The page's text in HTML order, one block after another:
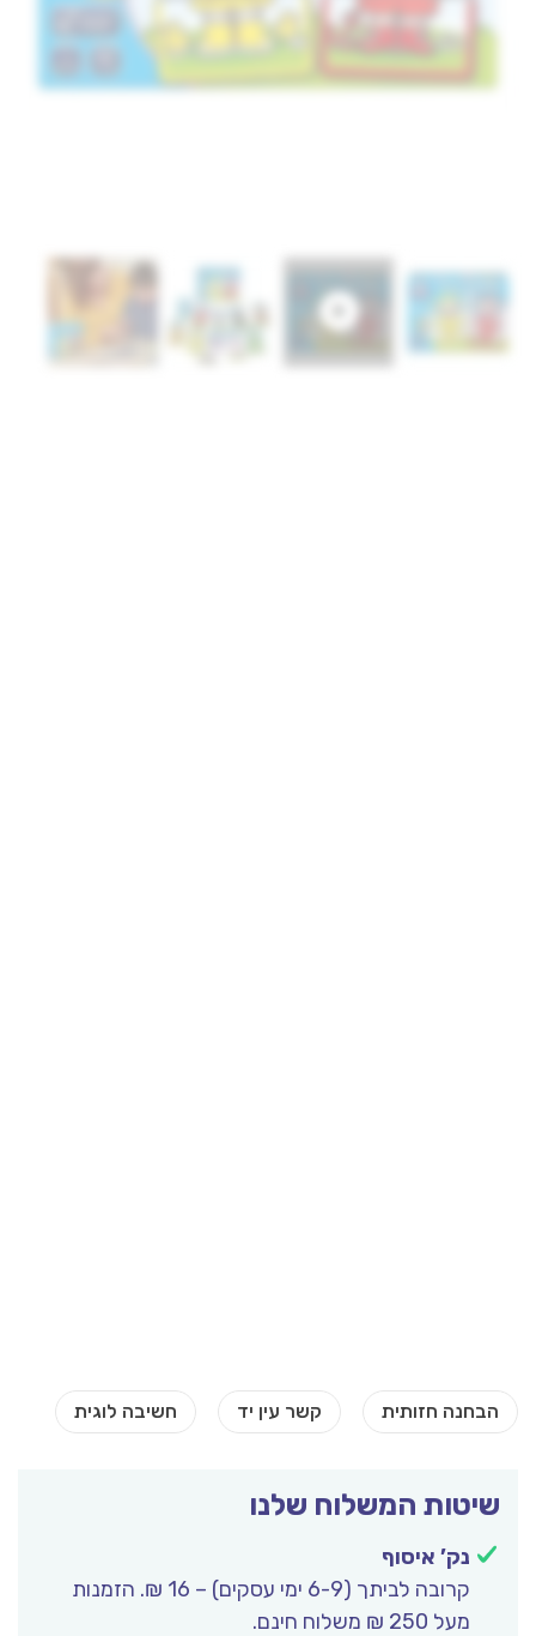
שיטות המשלוח שלנו
נק’ איסוף
קרובה לביתך (6-9 ימי עסקים) – 16 ₪. הזמנות
מעל 250 ₪ משלוח חינם.